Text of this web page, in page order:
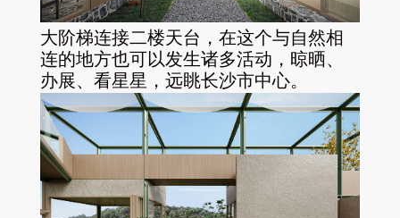
大阶梯连接二楼天台，在这个与自然相
连的地方也可以发生诸多活动，晾晒、
办展、看星星，远眺长沙市中心。